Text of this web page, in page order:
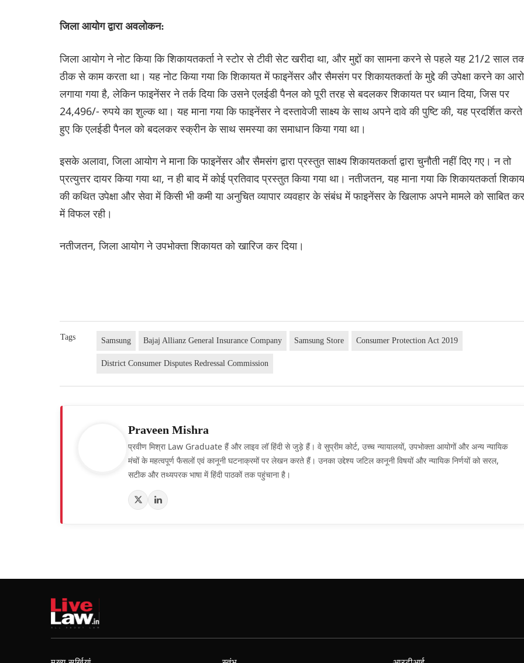
जिला आयोग द्वारा अवलोकन:
जिला आयोग ने नोट किया कि शिकायतकर्ता ने स्टोर से टीवी सेट खरीदा था, और मुद्दों का सामना करने से पहले यह 21/2 साल
ठीक से काम करता था। यह नोट किया गया कि शिकायत में फाइनेंसर और सैमसंग पर शिकायतकर्ता के मुद्दे की उपेक्षा करने का
लगाया गया है, लेकिन फाइनेंसर ने तर्क दिया कि उसने एलईडी पैनल को पूरी तरह से बदलकर शिकायत पर ध्यान दिया, जिस पर
24,496/- रुपये का शुल्क था। यह माना गया कि फाइनेंसर ने दस्तावेजी साक्ष्य के साथ अपने दावे की पुष्टि की, यह प्रदर्शित करते
हुए कि एलईडी पैनल को बदलकर स्क्रीन के साथ समस्या का समाधान किया गया था।
इसके अलावा, जिला आयोग ने माना कि फाइनेंसर और सैमसंग द्वारा प्रस्तुत साक्ष्य शिकायतकर्ता द्वारा चुनौती नहीं दिए गए। न तो
प्रत्युत्तर दायर किया गया था, न ही बाद में कोई प्रतिवाद प्रस्तुत किया गया था। नतीजतन, यह माना गया कि शिकायतकर्ता
की कथित उपेक्षा और सेवा में किसी भी कमी या अनुचित व्यापार व्यवहार के संबंध में फाइनेंसर के खिलाफ अपने मामले को साबित
में विफल रही।
नतीजतन, जिला आयोग ने उपभोक्ता शिकायत को खारिज कर दिया।
Tags Samsung Bajaj Allianz General Insurance Company Samsung Store Consumer Protection Act 2019
District Consumer Disputes Redressal Commission
Praveen Mishra
प्रवीण मिश्रा Law Graduate हैं और लाइव लॉ हिंदी से जुड़े हैं। वे सुप्रीम कोर्ट, उच्च न्यायालयों, उपभोक्ता आयोगों और अन्य न्यायिक
मंचों के महत्वपूर्ण फैसलों एवं कानूनी घटनाक्रमों पर लेखन करते हैं। उनका उद्देश्य जटिल कानूनी विषयों और न्यायिक निर्णयों को सरल,
सटीक और तथ्यपरक भाषा में हिंदी पाठकों तक पहुंचाना है।